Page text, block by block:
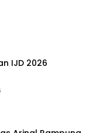
IJD 2026